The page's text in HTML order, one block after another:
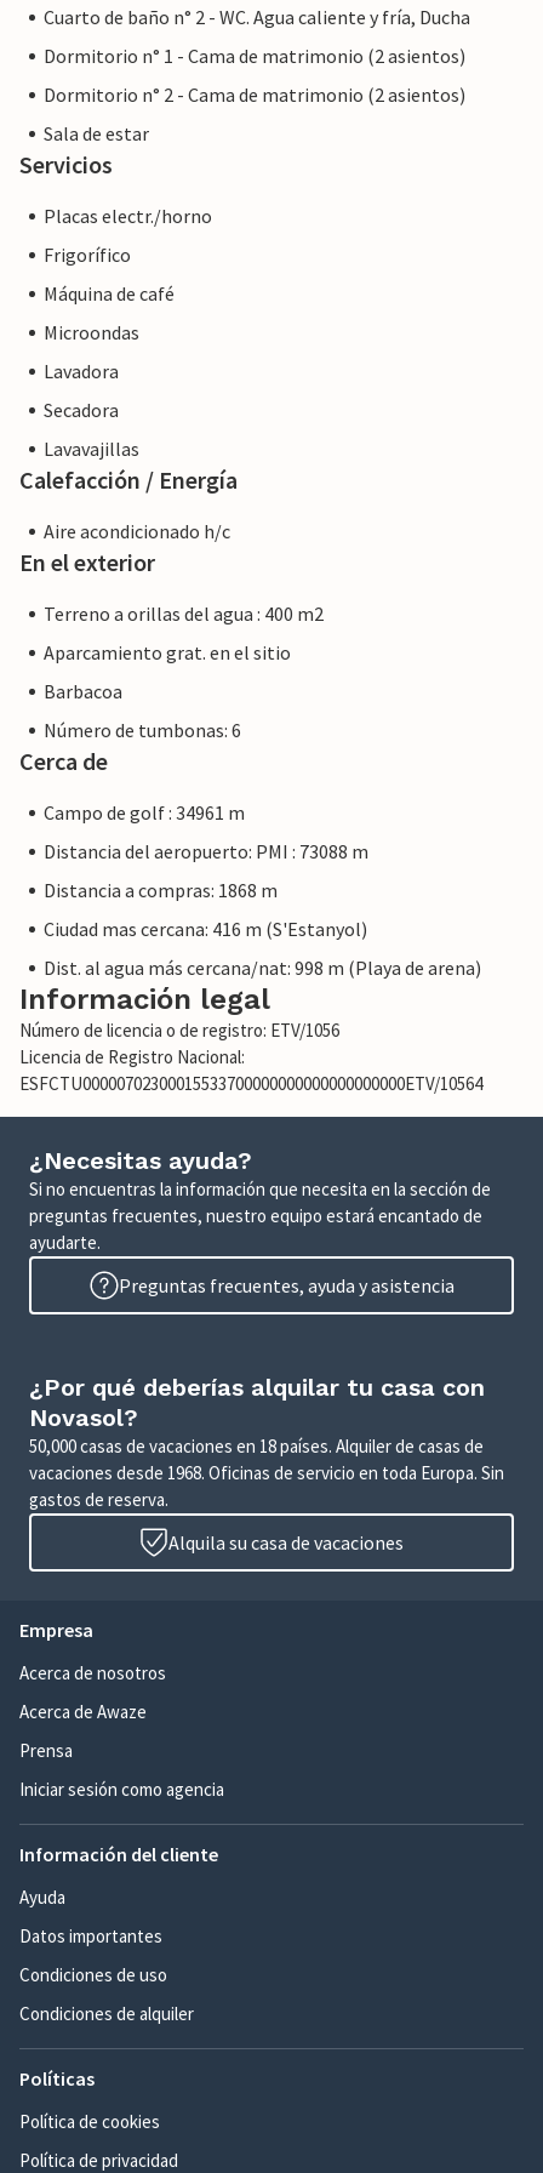
Nota: Esta propiedad está gestionada por un propietario
significa que es posible que no se aplique la legislación de la
UE en materia de consumo. Sin embargo, puede estar
servicio al cliente y su estancia no será diferente a reservar
alojamiento con un propietario profesional.
Cuarto de baño n° 2 - WC. Agua caliente y fría, Ducha
Dormitorio n° 1 - Cama de matrimonio (2 asientos)
Dormitorio n° 2 - Cama de matrimonio (2 asientos)
Sala de estar
Servicios
Placas electr./horno
Frigorífico
Máquina de café
Microondas
Lavadora
Secadora
Lavavajillas
Calefacción / Energía
Aire acondicionado h/c
En el exterior
Terreno a orillas del agua : 400 m2
Aparcamiento grat. en el sitio
Barbacoa
Número de tumbonas: 6
Cerca de
Campo de golf : 34961 m
Distancia del aeropuerto: PMI : 73088 m
Distancia a compras: 1868 m
Ciudad mas cercana: 416 m (S'Estanyol)
Dist. al agua más cercana/nat: 998 m (Playa de arena)
Información legal
Número de licencia o de registro: ETV/1056
Licencia de Registro Nacional:
ESFCTU00000702300015533700000000000000000000ETV/10564
¿Necesitas ayuda?
Si no encuentras la información que necesita en la sección de
preguntas frecuentes, nuestro equipo estará encantado de
ayudarte.
Preguntas frecuentes, ayuda y asistencia
¿Por qué deberías alquilar tu casa con
Novasol?
50,000 casas de vacaciones en 18 países. Alquiler de casas de
vacaciones desde 1968. Oficinas de servicio en toda Europa. Sin
gastos de reserva.
Alquila su casa de vacaciones
Empresa
Acerca de nosotros
Acerca de Awaze
Prensa
Iniciar sesión como agencia
Información del cliente
Ayuda
Datos importantes
Condiciones de uso
Condiciones de alquiler
Políticas
Política de cookies
Política de privacidad